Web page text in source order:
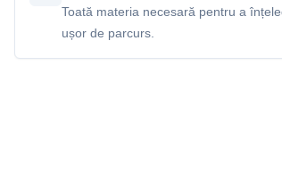
Toată materia necesară pentru a
ușor de parcurs.